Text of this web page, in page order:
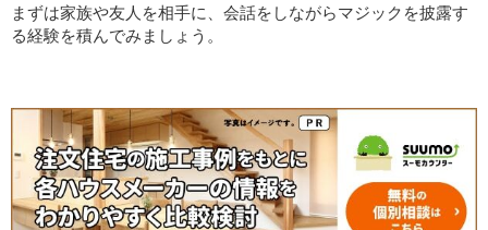
まずは家族や友人を相手に、会話をしながらマジックを披露す
る経験を積んでみましょう。